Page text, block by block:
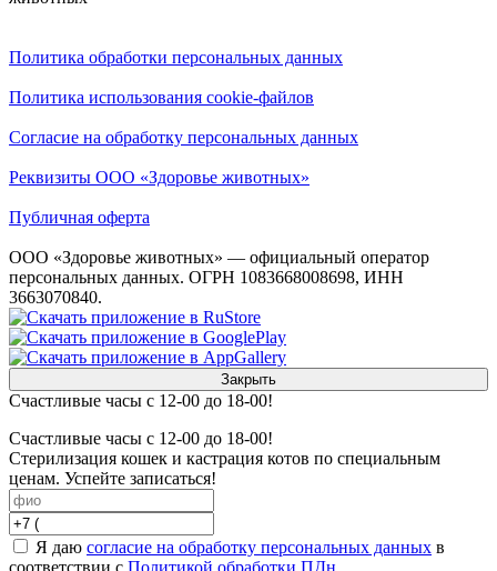
Политика обработки персональных данных
Политика использования cookie-файлов
Согласие на обработку персональных данных
Реквизиты ООО «Здоровье животных»
Публичная оферта
ООО «Здоровье животных» — официальный оператор
персональных данных. ОГРН 1083668008698, ИНН
3663070840.
Закрыть
Счастливые часы с 12-00 до 18-00!
Счастливые часы с 12-00 до 18-00!
Стерилизация кошек и кастрация котов по специальным
ценам. Успейте записаться!
Я даю согласие на обработку персональных данных в